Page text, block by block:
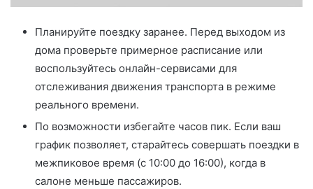
Планируйте поездку заранее. Перед выходом из
дома проверьте примерное расписание или
воспользуйтесь онлайн-сервисами для
отслеживания движения транспорта в режиме
реального времени.
По возможности избегайте часов пик. Если ваш
график позволяет, старайтесь совершать поездки в
межпиковое время (с 10:00 до 16:00), когда в
салоне меньше пассажиров.